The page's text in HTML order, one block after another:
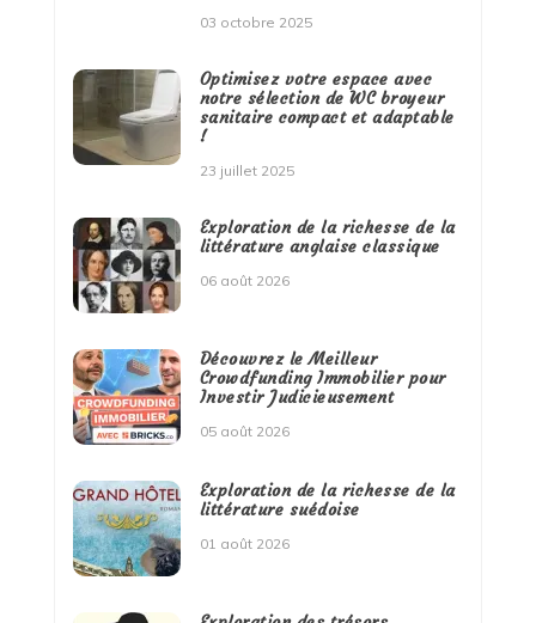
03 octobre 2025
Optimisez votre espace avec
notre sélection de WC broyeur
sanitaire compact et adaptable
!
23 juillet 2025
Exploration de la richesse de la
littérature anglaise classique
06 août 2026
Découvrez le Meilleur
Crowdfunding Immobilier pour
Investir Judicieusement
05 août 2026
Exploration de la richesse de la
littérature suédoise
01 août 2026